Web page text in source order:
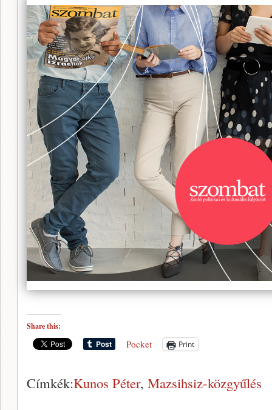
Share this:
Pocket Print
Címkék:Kunos Péter, Mazsihsiz-közgyűlés